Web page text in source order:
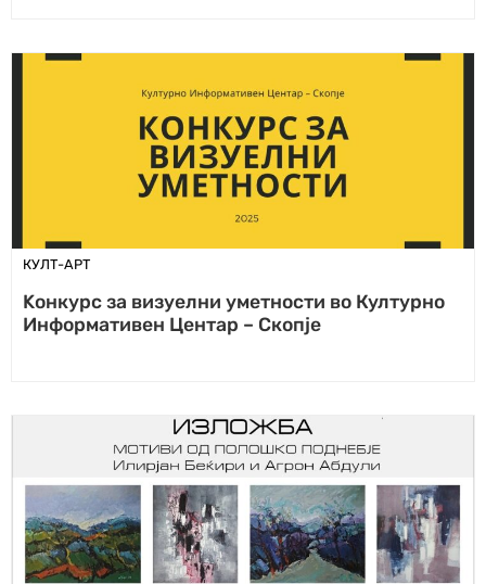
КУЛТ-АРТ
Kонкурс за визуелни уметности во Културно
Информативен Центар – Скопје